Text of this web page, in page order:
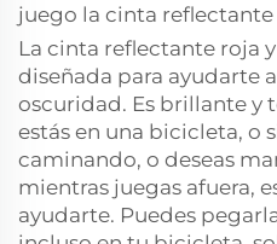
juego la cinta reflectante
La cinta reflectante roja
diseñada para ayudarte
oscuridad. Es brillante y
estás en una bicicleta, o
caminando, o deseas
mientras juegas afuera,
ayudarte. Puedes